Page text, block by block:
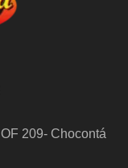
209- Chocontá